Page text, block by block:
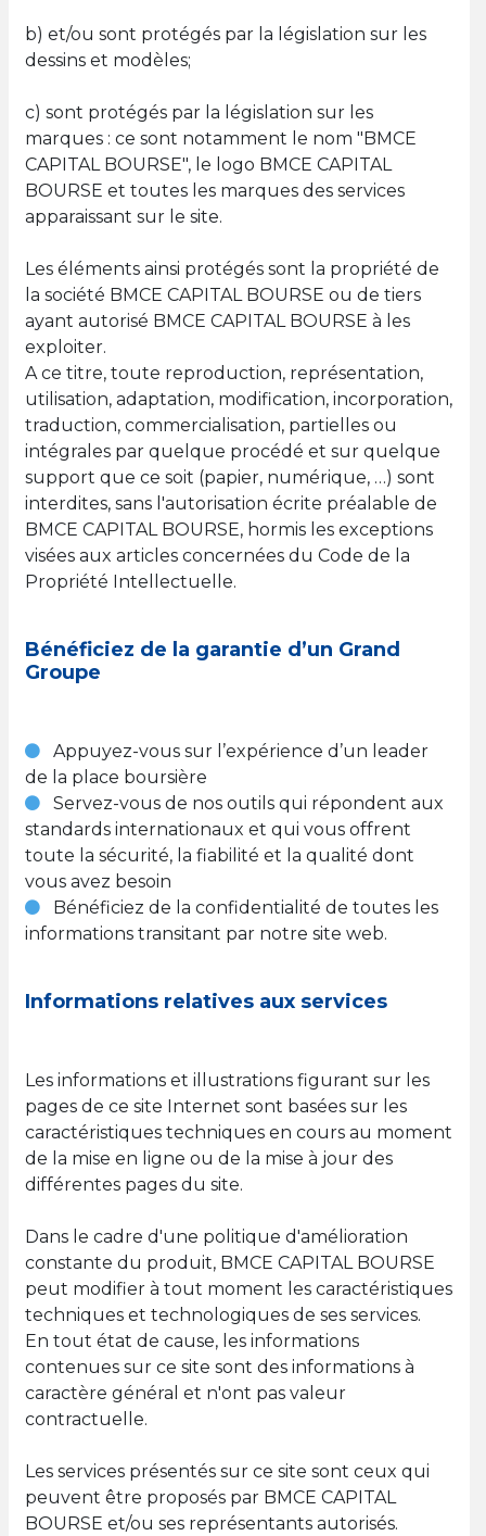
b) et/ou sont protégés par la législation sur les
dessins et modèles;
c) sont protégés par la législation sur les
marques : ce sont notamment le nom "BMCE
CAPITAL BOURSE", le logo BMCE CAPITAL
BOURSE et toutes les marques des services
apparaissant sur le site.
Les éléments ainsi protégés sont la propriété de
la société BMCE CAPITAL BOURSE ou de tiers
ayant autorisé BMCE CAPITAL BOURSE à les
exploiter.
A ce titre, toute reproduction, représentation,
utilisation, adaptation, modification, incorporation,
traduction, commercialisation, partielles ou
intégrales par quelque procédé et sur quelque
support que ce soit (papier, numérique, …) sont
interdites, sans l'autorisation écrite préalable de
BMCE CAPITAL BOURSE, hormis les exceptions
visées aux articles concernées du Code de la
Propriété Intellectuelle.
Bénéficiez de la garantie d’un Grand
Groupe
Appuyez-vous sur l’expérience d’un leader
de la place boursière
Servez-vous de nos outils qui répondent aux
standards internationaux et qui vous offrent
toute la sécurité, la fiabilité et la qualité dont
vous avez besoin
Bénéficiez de la confidentialité de toutes les
informations transitant par notre site web.
Informations relatives aux services
Les informations et illustrations figurant sur les
pages de ce site Internet sont basées sur les
caractéristiques techniques en cours au moment
de la mise en ligne ou de la mise à jour des
différentes pages du site.
Dans le cadre d'une politique d'amélioration
constante du produit, BMCE CAPITAL BOURSE
peut modifier à tout moment les caractéristiques
techniques et technologiques de ses services.
En tout état de cause, les informations
contenues sur ce site sont des informations à
caractère général et n'ont pas valeur
contractuelle.
Les services présentés sur ce site sont ceux qui
peuvent être proposés par BMCE CAPITAL
BOURSE et/ou ses représentants autorisés.